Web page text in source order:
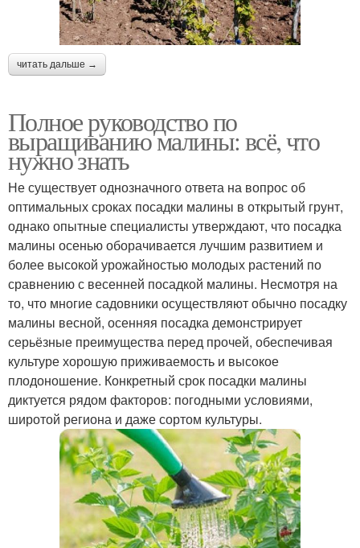
читать дальше →
Полное руководство по
выращиванию малины: всё, что
нужно знать
Не существует однозначного ответа на вопрос об
оптимальных сроках посадки малины в открытый грунт,
однако опытные специалисты утверждают, что посадка
малины осенью оборачивается лучшим развитием и
более высокой урожайностью молодых растений по
сравнению с весенней посадкой малины. Несмотря на
то, что многие садовники осуществляют обычно посадку
малины весной, осенняя посадка демонстрирует
серьёзные преимущества перед прочей, обеспечивая
культуре хорошую приживаемость и высокое
плодоношение. Конкретный срок посадки малины
диктуется рядом факторов: погодными условиями,
широтой региона и даже сортом культуры.